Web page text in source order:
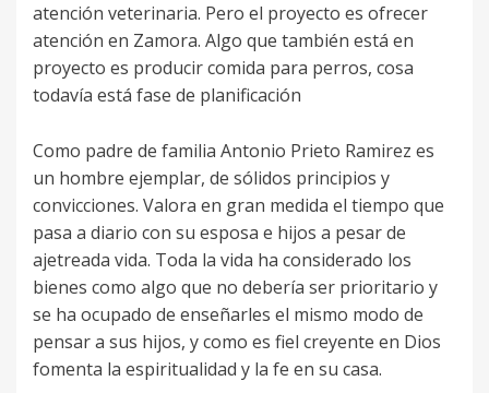
atención veterinaria. Pero el proyecto es ofrecer
atención en Zamora. Algo que también está en
proyecto es producir comida para perros, cosa
todavía está fase de planificación
Como padre de familia Antonio Prieto Ramirez es
un hombre ejemplar, de sólidos principios y
convicciones. Valora en gran medida el tiempo que
pasa a diario con su esposa e hijos a pesar de
ajetreada vida. Toda la vida ha considerado los
bienes como algo que no debería ser prioritario y
se ha ocupado de enseñarles el mismo modo de
pensar a sus hijos, y como es fiel creyente en Dios
fomenta la espiritualidad y la fe en su casa.